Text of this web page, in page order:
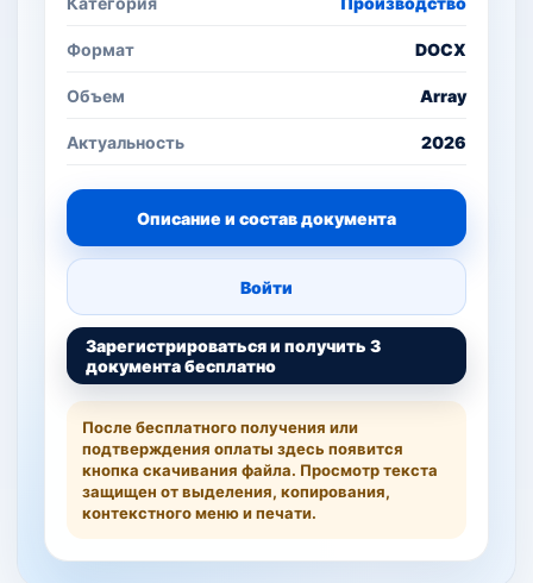
Формат DOCX
Объем Array
Актуальность 2026
Описание и состав документа
Войти
Зарегистрироваться и получить 3
документа бесплатно
После бесплатного получения или
подтверждения оплаты здесь появится
кнопка скачивания файла. Просмотр текста
защищен от выделения, копирования,
контекстного меню и печати.